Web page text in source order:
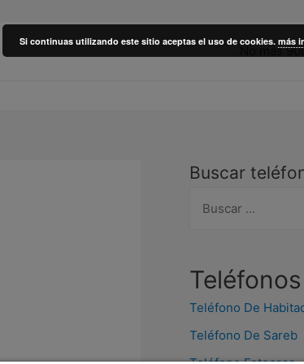
No más
Buscar
c
Teléfonos
Teléfono De
Teléfono De Sareb
Si continuas utilizando este sitio aceptas el uso de cookies. más